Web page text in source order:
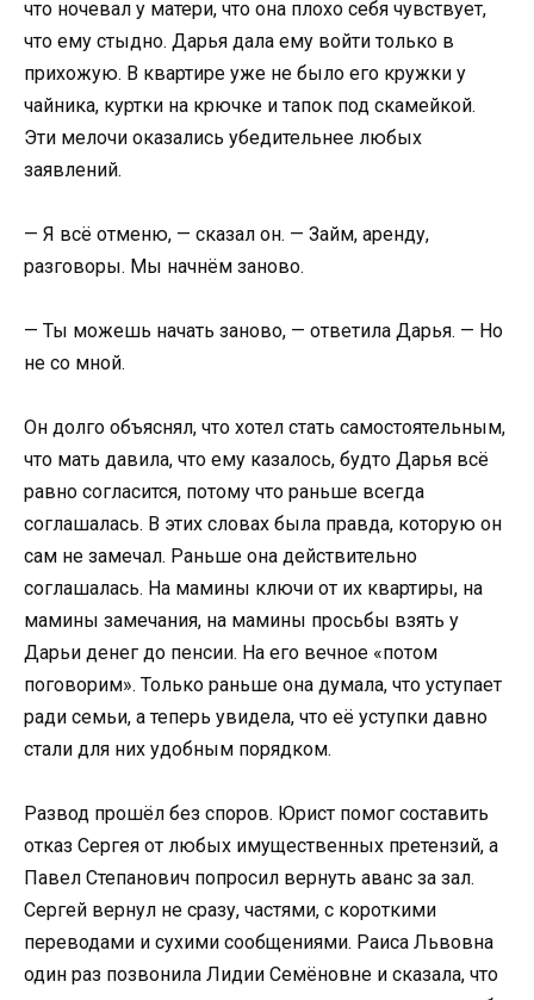
что ночевал у матери, что она плохо себя чувствует,
что ему стыдно. Дарья дала ему войти только в
прихожую. В квартире уже не было его кружки у
чайника, куртки на крючке и тапок под скамейкой.
Эти мелочи оказались убедительнее любых
заявлений.
— Я всё отменю, — сказал он. — Займ, аренду,
разговоры. Мы начнём заново.
— Ты можешь начать заново, — ответила Дарья. — Но
не со мной.
Он долго объяснял, что хотел стать самостоятельным,
что мать давила, что ему казалось, будто Дарья всё
равно согласится, потому что раньше всегда
соглашалась. В этих словах была правда, которую он
сам не замечал. Раньше она действительно
соглашалась. На мамины ключи от их квартиры, на
мамины замечания, на мамины просьбы взять у
Дарьи денег до пенсии. На его вечное «потом
поговорим». Только раньше она думала, что уступает
ради семьи, а теперь увидела, что её уступки давно
стали для них удобным порядком.
Развод прошёл без споров. Юрист помог составить
отказ Сергея от любых имущественных претензий, а
Павел Степанович попросил вернуть аванс за зал.
Сергей вернул не сразу, частями, с короткими
переводами и сухими сообщениями. Раиса Львовна
один раз позвонила Лидии Семёновне и сказала, что